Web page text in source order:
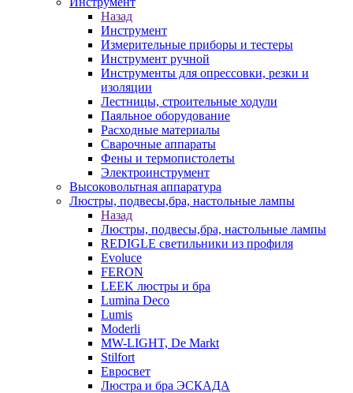
Назад
Инструмент
Измерительные приборы и тестеры
Инструмент ручной
Инструменты для опрессовки, резки и
изоляции
Лестницы, строительные ходули
Паяльное оборудование
Расходные материалы
Сварочные аппараты
Фены и термопистолеты
Электроинструмент
Высоковольтная аппаратура
Люстры, подвесы,бра, настольные лампы
Назад
Люстры, подвесы,бра, настольные лампы
REDIGLE светильники из профиля
Evoluce
FERON
LEEK люстры и бра
Lumina Deco
Lumis
Moderli
MW-LIGHT, De Markt
Stilfort
Евросвет
Люстра и бра ЭСКАДА